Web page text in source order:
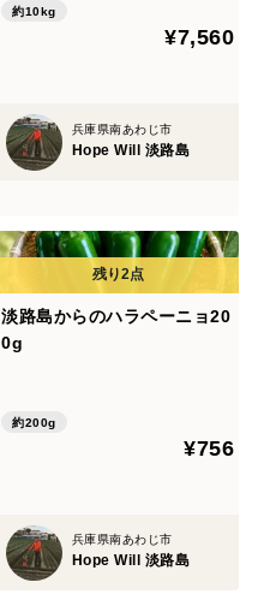
約10kg
¥7,560
兵庫県南あわじ市
Hope Will 淡路島
淡路島からのハラペーニョ20
0g
約200g
¥756
兵庫県南あわじ市
Hope Will 淡路島